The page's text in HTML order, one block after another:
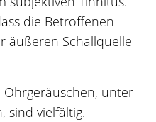
die Betroffenen
äußeren Schallquelle
unter
sind vielfältig.